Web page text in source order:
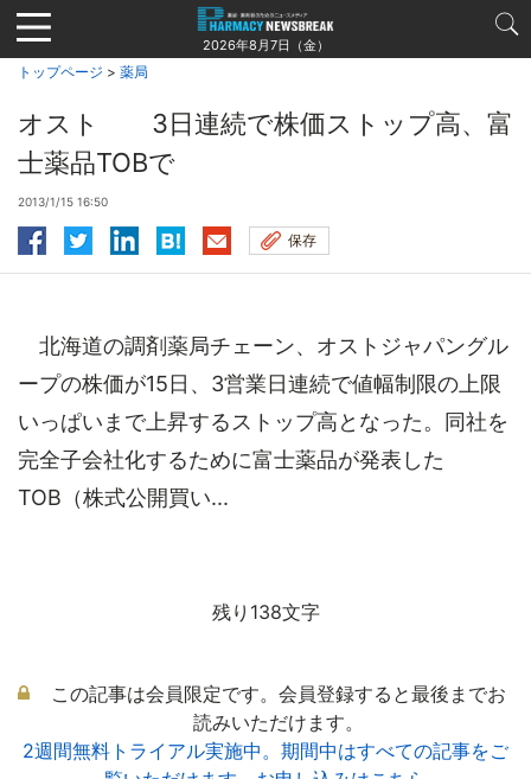
Jump
to
navigation
2026年8月7日（金）
トップページ > 薬局
オスト 3日連続で株価ストップ高、富
士薬品TOBで
2013/1/15 16:50
保存
北海道の調剤薬局チェーン、オストジャパングル
ープの株価が15日、3営業日連続で値幅制限の上限
いっぱいまで上昇するストップ高となった。同社を
完全子会社化するために富士薬品が発表した
TOB（株式公開買い...
残り138文字
この記事は会員限定です。会員登録すると最後までお
読みいただけます。
2週間無料トライアル実施中。期間中はすべての記事をご